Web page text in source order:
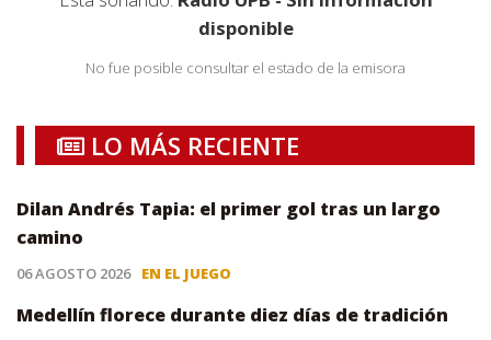
disponible
No fue posible consultar el estado de la emisora
LO MÁS RECIENTE
Dilan Andrés Tapia: el primer gol tras un largo
camino
06 AGOSTO 2026 EN EL JUEGO
Medellín florece durante diez días de tradición